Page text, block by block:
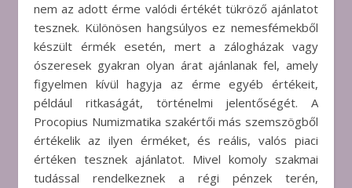
nem az adott érme valódi értékét tükröző ajánlatot
tesznek. Különösen hangsúlyos ez nemesfémekből
készült érmék esetén, mert a zálogházak vagy
ószeresek gyakran olyan árat ajánlanak fel, amely
figyelmen kívül hagyja az érme egyéb értékeit,
például ritkaságát, történelmi jelentőségét. A
Procopius Numizmatika szakértői más szemszögből
értékelik az ilyen érméket, és reális, valós piaci
értéken tesznek ajánlatot. Mivel komoly szakmai
tudással rendelkeznek a régi pénzek terén,